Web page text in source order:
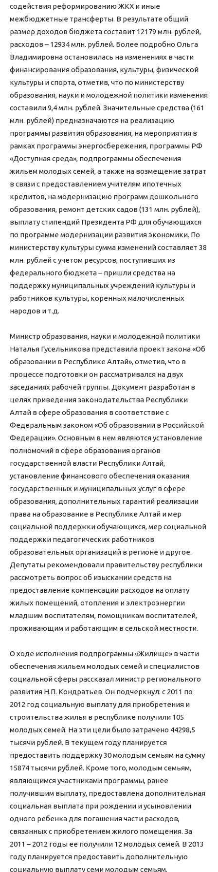
содействия реформированию ЖКХ и иные
межбюджетные трансферты. В результате общий
размер доходов бюджета составит 12179 млн. рублей,
расходов – 12934 млн. рублей. Более подробно Ольга
Владимировна остановилась на изменениях в части
финансирования образования, культуры, физической
культуры и спорта, отметив, что по министерству
образования, науки и молодежной политики изменения
составили 9,4 млн. рублей. Значительные средства (161
млн. рублей) предназначаются на реализацию
программы развития образования, на мероприятия в
рамках программы энергосбережения, программы РФ
«Доступная среда», подпрограммы обеспечения
жильем молодых семей, а также на возмещение затрат
в связи с предоставлением учителям ипотечных
кредитов, на модернизацию программ дошкольного
образования, ремонт детских садов (131 млн. рублей),
выплату стипендий Президента РФ для обучающихся
по программе модернизации развития экономики. По
министерству культуры сумма изменений составляет 38
млн. рублей с учетом ресурсов, поступивших из
федерального бюджета – пришли средства на
поддержку муниципальных учреждений культуры и
работников культуры, коренных малочисленных
народов и т.д.
Министр образования, науки и молодежной политики
Наталья Гусельникова представила проект закона «Об
образовании в Республике Алтай», отметив, что в
процессе подготовки он рассматривался на двух
заседаниях рабочей группы. Документ разработан в
целях приведения законодательства Республики
Алтай в сфере образования в соответствие с
Федеральным законом «Об образовании в Российской
Федерации». Основным в нем являются установление
полномочий в сфере образования органов
государственной власти Республики Алтай,
установление финансового обеспечения оказания
государственных и муниципальных услуг в сфере
образования, дополнительных гарантий реализации
права на образование в Республике Алтай и мер
социальной поддержки обучающихся, мер социальной
поддержки педагогических работников
образовательных организаций в регионе и другое.
Депутаты рекомендовали правительству республики
рассмотреть вопрос об изыскании средств на
предоставление компенсации расходов на оплату
жилых помещений, отопления и электроэнергии
младшим воспитателям, помощникам воспитателей,
проживающим и работающим в сельской местности.
О ходе исполнения подпрограммы «Жилище» в части
обеспечения жильем молодых семей и специалистов
социальной сферы рассказал министр регионального
развития Н.П. Кондратьев. Он подчеркнул: с 2011 по
2012 год социальную выплату для приобретения и
строительства жилья в республике получили 105
молодых семей. На эти цели было затрачено 44298,5
тысячи рублей. В текущем году планируется
предоставить поддержку 30 молодым семьям на сумму
15874 тысячи рублей. Кроме того, молодым семьям,
являющимся участниками программы, ранее
получившим выплату, предоставлена дополнительная
социальная выплата при рождении и усыновлении
одного ребенка для погашения части расходов,
связанных с приобретением жилого помещения. За
2011 – 2012 годы ее получили 12 молодых семей. В 2013
году планируется предоставить дополнительную
социальную выплату семи молодым семьям.